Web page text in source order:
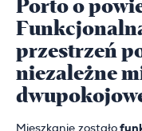
Porto o
przestrzeń
niezależne
Mieszkanie zostało